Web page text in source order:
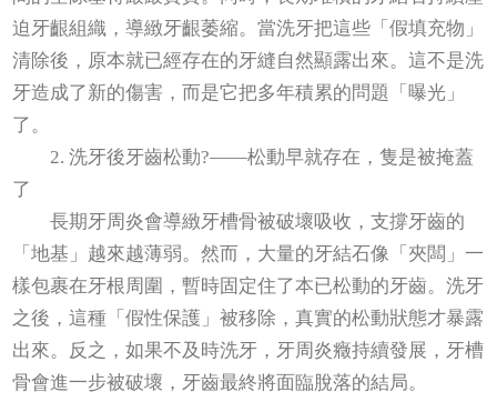
迫牙齦組織，導緻牙齦萎縮。當洗牙把這些「假填充物」
清除後，原本就已經存在的牙縫自然顯露出來。這不是洗
牙造成了新的傷害，而是它把多年積累的問題「曝光」
了。
2. 洗牙後牙齒松動?——松動早就存在，隻是被掩蓋
了
長期牙周炎會導緻牙槽骨被破壞吸收，支撐牙齒的
「地基」越來越薄弱。然而，大量的牙結石像「夾闆」一
樣包裹在牙根周圍，暫時固定住了本已松動的牙齒。洗牙
之後，這種「假性保護」被移除，真實的松動狀態才暴露
出來。反之，如果不及時洗牙，牙周炎癥持續發展，牙槽
骨會進一步被破壞，牙齒最終將面臨脫落的結局。